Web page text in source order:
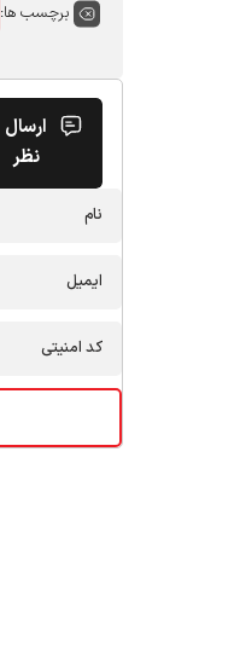
برچسب ها:
ارسال
نظر